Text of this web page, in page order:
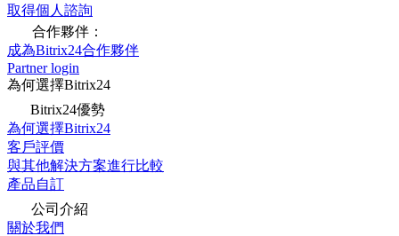
取得個人諮詢
合作夥伴：
成為Bitrix24合作夥伴
Partner login
為何選擇Bitrix24
Bitrix24優勢
為何選擇Bitrix24
客戶評價
與其他解決方案進行比較
產品自訂
公司介紹
關於我們